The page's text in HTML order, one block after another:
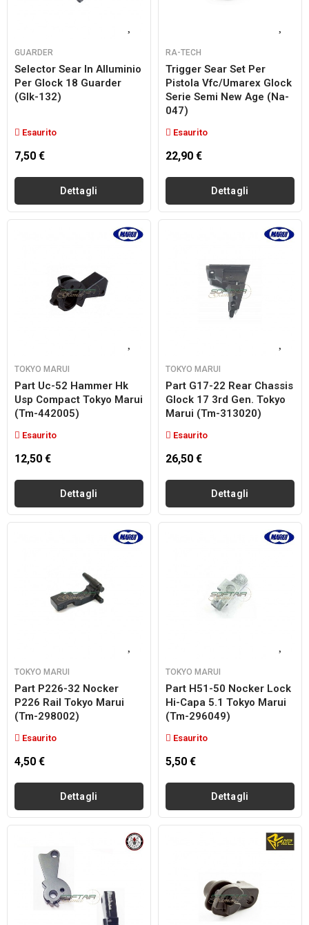
GUARDER
Selector Sear In Alluminio
Per Glock 18 Guarder
(glk-132)
Esaurito
7,50 €
Dettagli
RA-TECH
Trigger Sear Set Per
Pistola Vfc/umarex Glock
Serie Semi New Age (na-
047)
Esaurito
22,90 €
Dettagli
TOKYO MARUI
Part Uc-52 Hammer Hk
Usp Compact Tokyo Marui
(tm-442005)
Esaurito
12,50 €
Dettagli
TOKYO MARUI
Part G17-22 Rear Chassis
Glock 17 3rd Gen. Tokyo
Marui (tm-313020)
Esaurito
26,50 €
Dettagli
TOKYO MARUI
Part P226-32 Nocker
P226 Rail Tokyo Marui
(tm-298002)
Esaurito
4,50 €
Dettagli
TOKYO MARUI
Part H51-50 Nocker Lock
Hi-Capa 5.1 Tokyo Marui
(tm-296049)
Esaurito
5,50 €
Dettagli